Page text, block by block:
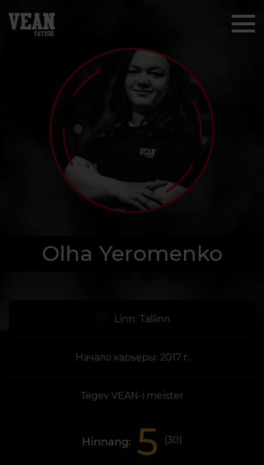
Olha Yeromenko
Linn: Tallinn
Начало карьеры: 2017 г.
Tegev VEAN-i meister
Hinnang: 5 (30)